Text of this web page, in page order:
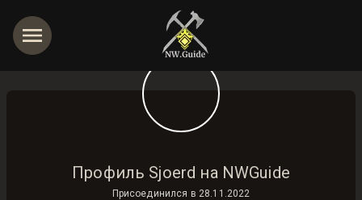
Профиль Sjoerd на NWGuide
Присоединился в 28.11.2022